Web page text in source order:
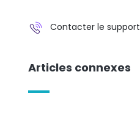
Contacter le support
Articles connexes